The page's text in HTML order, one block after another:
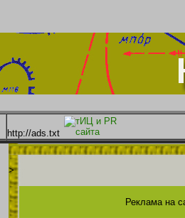
http://ads.txt
>
Реклама на